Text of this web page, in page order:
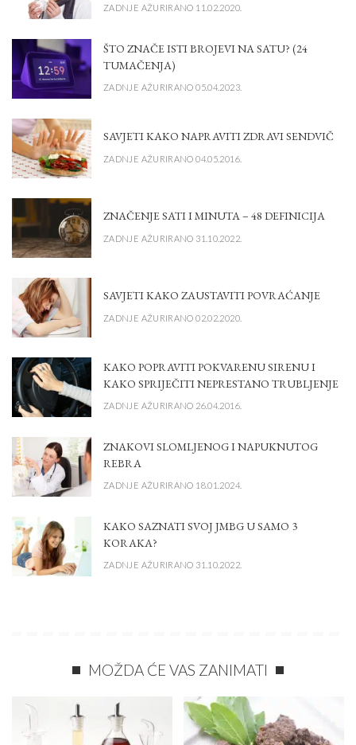
ZADNJE AŽURIRANO 11.02.2020.
ŠTO ZNAČE ISTI BROJEVI NA SATU? (24
TUMAČENJA)
ZADNJE AŽURIRANO 05.04.2023.
SAVJETI KAKO NAPRAVITI ZDRAVI SENDVIČ
ZADNJE AŽURIRANO 04.05.2016.
ZNAČENJE SATI I MINUTA – 48 DEFINICIJA
ZADNJE AŽURIRANO 31.10.2022.
SAVJETI KAKO ZAUSTAVITI POVRAĆANJE
ZADNJE AŽURIRANO 02.02.2020.
KAKO POPRAVITI POKVARENU SIRENU I
KAKO SPRIJEČITI NEPRESTANO TRUBLJENJE
ZADNJE AŽURIRANO 26.04.2016.
ZNAKOVI SLOMLJENOG I NAPUKNUTOG
REBRA
ZADNJE AŽURIRANO 18.01.2024.
KAKO SAZNATI SVOJ JMBG U SAMO 3
KORAKA?
ZADNJE AŽURIRANO 31.10.2022.
MOŽDA ĆE VAS ZANIMATI